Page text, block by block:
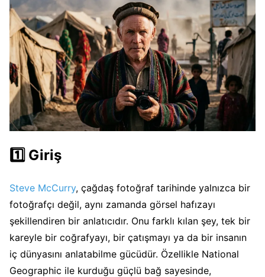
1️⃣ Giriş
Steve McCurry, çağdaş fotoğraf tarihinde yalnızca bir
fotoğrafçı değil, aynı zamanda görsel hafızayı
şekillendiren bir anlatıcıdır. Onu farklı kılan şey, tek bir
kareyle bir coğrafyayı, bir çatışmayı ya da bir insanın
iç dünyasını anlatabilme gücüdür. Özellikle National
Geographic ile kurduğu güçlü bağ sayesinde,